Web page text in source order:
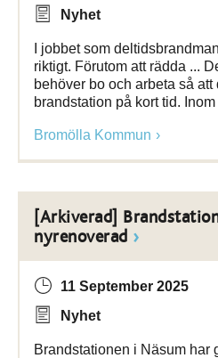
Nyhet
I jobbet som
riktigt. Förutom att rädda ...
behöver bo och arbeta så att
brandstation på kort tid.
Bromölla Kommun
[Arkiverad]
nyrenoverad
11 September 2025
Nyhet
Brandstationen i Näsum har